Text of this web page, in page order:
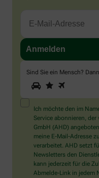
Sind Sie ein Mensch?
Sind
Sie
ein
Mensch?
Dann
wählen
Sie
bitte
den
Stern.
1 2
Ich möchte den im
Service abonnieren,
GmbH (AHD)
meine E-Mail-Adresse
verarbeitet. AHD setzt
Newsletters den
kann jederzeit für die
Abmelde-Link in jedem